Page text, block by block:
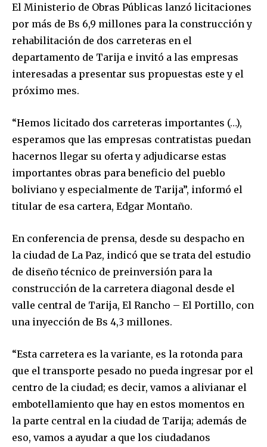
El Ministerio de Obras Públicas lanzó licitaciones
por más de Bs 6,9 millones para la construcción y
rehabilitación de dos carreteras en el
departamento de Tarija e invitó a las empresas
interesadas a presentar sus propuestas este y el
próximo mes.
“Hemos licitado dos carreteras importantes (…),
esperamos que las empresas contratistas puedan
hacernos llegar su oferta y adjudicarse estas
importantes obras para beneficio del pueblo
boliviano y especialmente de Tarija”, informó el
titular de esa cartera, Edgar Montaño.
En conferencia de prensa, desde su despacho en
la ciudad de La Paz, indicó que se trata del estudio
de diseño técnico de preinversión para la
construcción de la carretera diagonal desde el
valle central de Tarija, El Rancho – El Portillo, con
una inyección de Bs 4,3 millones.
“Esta carretera es la variante, es la rotonda para
que el transporte pesado no pueda ingresar por el
centro de la ciudad; es decir, vamos a alivianar el
embotellamiento que hay en estos momentos en
la parte central en la ciudad de Tarija; además de
eso, vamos a ayudar a que los ciudadanos